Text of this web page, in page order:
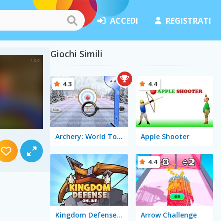
ACCEDI REGISTRATI
Giochi Simili
Archery: World Tour
4.3
Apple Shooter
4.4
Kingdom Defense Online Arrow Challenge
4.4